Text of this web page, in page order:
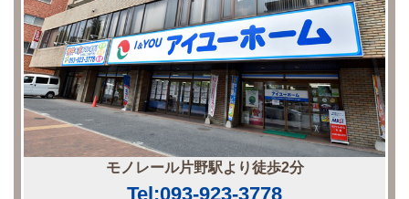
モノレール片野駅より徒歩2分
Tel:093-923-3778